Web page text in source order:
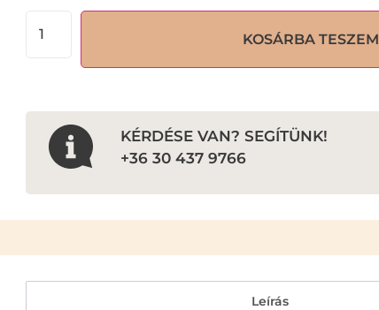
KOSÁRBA TESZEM
KÉRDÉSE VAN? SEGÍTÜNK!
+36 30 437 9766
Leírás